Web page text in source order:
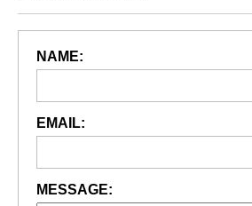
NAME:
EMAIL:
MESSAGE: